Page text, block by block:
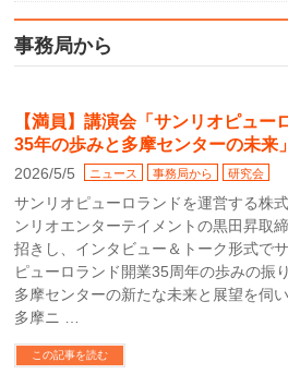
事務局から
【満員】講演会「サンリオピュー
35年の歩みと多摩センターの未来」
2026/5/5 ニュース 事務局から 研究会
サンリオピューロランドを運営する株
ンリオエンターテイメントの黒田昇取
招きし、インタビュー＆トーク形式で
ピューロランド開業35周年の歩みの振
多摩センターの新たな未来と展望を伺い
多摩ニ …
この記事を読む